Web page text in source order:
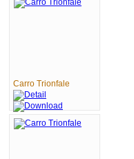
Carro Trionfale